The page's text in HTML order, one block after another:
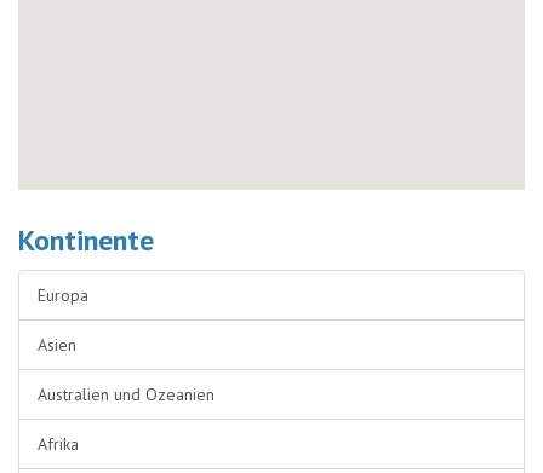
Kontinente
Europa
Asien
Australien und Ozeanien
Afrika